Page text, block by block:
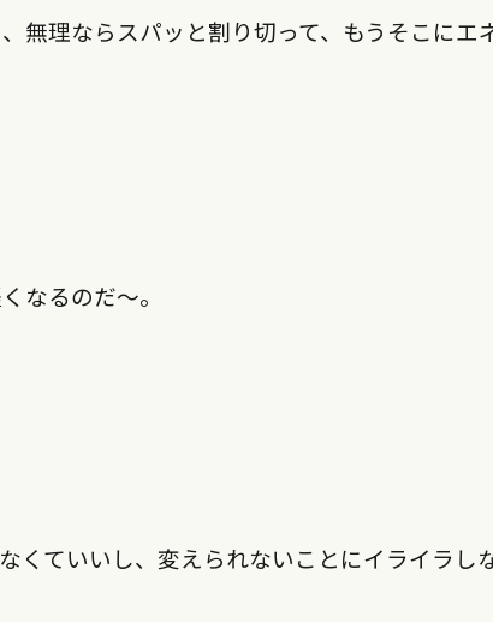
無理ならスパッと割り切って、もうそこにエ
なるのだ〜。
くていいし、変えられないことにイライラし